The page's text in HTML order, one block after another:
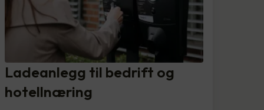
Ladeanlegg til bedrift og
hotellnæring